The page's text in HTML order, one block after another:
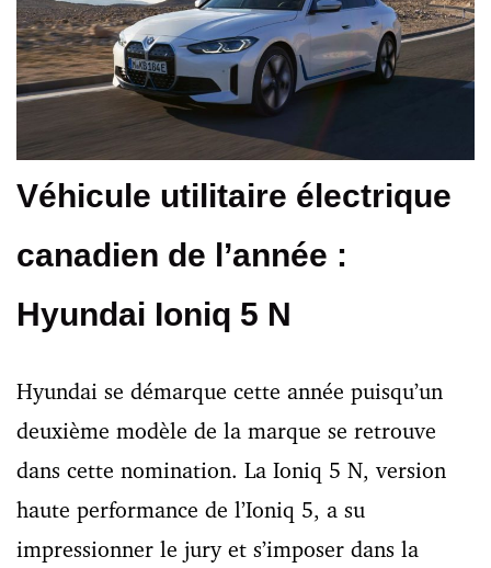
Véhicule utilitaire électrique
canadien de l’année :
Hyundai Ioniq 5 N
Hyundai se démarque cette année puisqu’un
deuxième modèle de la marque se retrouve
dans cette nomination. La Ioniq 5 N, version
haute performance de l’Ioniq 5, a su
impressionner le jury et s’imposer dans la